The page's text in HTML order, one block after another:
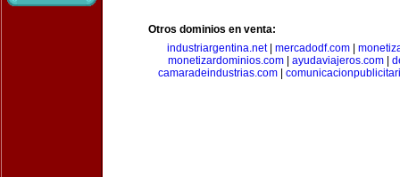
Otros dominios en venta:
industriargentina.net| mercadodf.com|
monetizardominios.com
ayudaviajeros.com
camaradeindustrias.com|